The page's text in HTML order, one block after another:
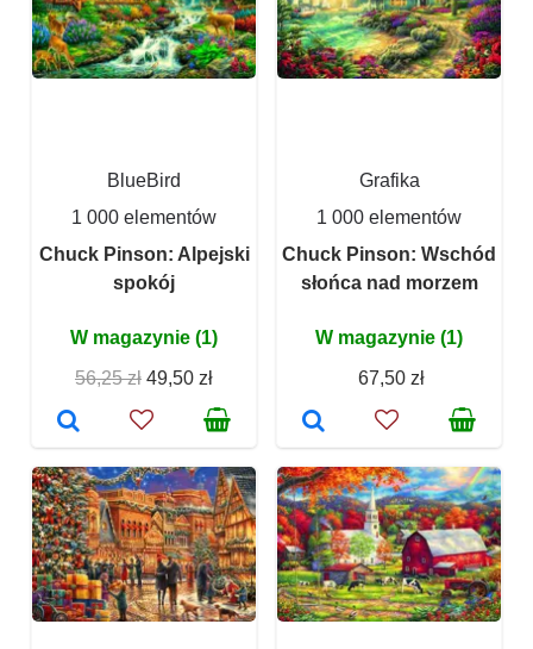
BlueBird
1 000 elementów
Chuck Pinson: Alpejski
spokój
W magazynie (1)
56,25 zł 49,50 zł
Grafika
1 000 elementów
Chuck Pinson: Wschód
słońca nad morzem
W magazynie (1)
67,50 zł